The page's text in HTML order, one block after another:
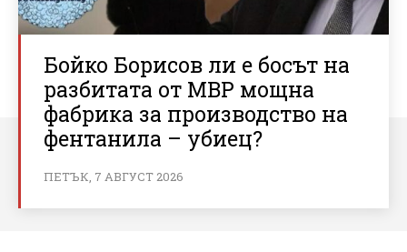
Бойко Борисов ли е босът на
разбитата от МВР мощна
фабрика за производство на
фентанила – убиец?
ПЕТЪК, 7 АВГУСТ 2026